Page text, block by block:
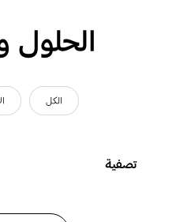
الحلول
الكل
تصفية